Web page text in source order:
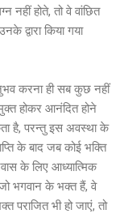
होते, तो वे वांछित
द्वारा किया गया
करना ही सब कुछ नहीं
होकर आनंदित होने
है, परन्तु इस अवस्था के
के बाद जब कोई भक्ति
के लिए आध्यात्मिक
भगवान के भक्त हैं, वे
पराजित भी हो जाएं, तो